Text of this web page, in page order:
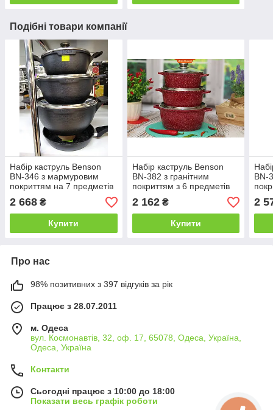
Подібні товари компанії
Набір каструль Benson
BN-346 з мармуровим
покриттям на 7 предметів
2 668 ₴
Купити
Набір каструль Benson
BN-382 з гранітним
покриттям з 6 предметів
2 162₴
Купити
BN-
2
Про нас
98% позитивних з 397 відгуків за рік
Працює з 28.07.2011
м. Одеса
вул. Космонавтів, 32, оф. 17, 65078, Одеса, Україна,
Одеса, Україна
Контакти
Сьогодні працює з 10:00 до 18:00
Показати весь графік роботи